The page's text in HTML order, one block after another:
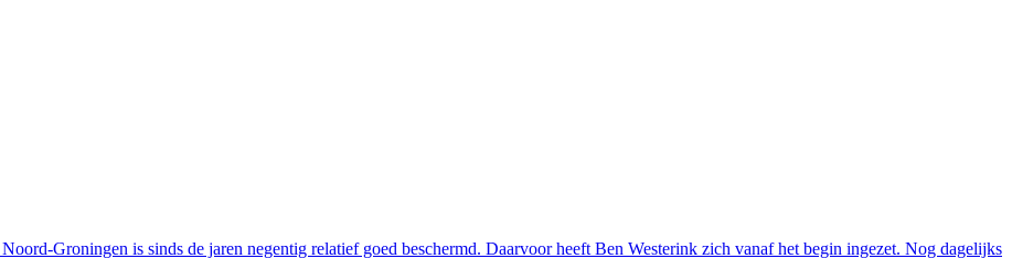
Groningen is sinds de jaren negentig relatief goed beschermd. Daarvoor heeft Ben Westerink zich vanaf het begin ingezet. Nog dagelijks